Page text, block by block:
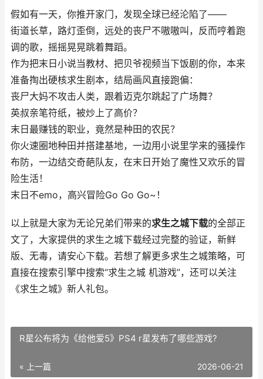
假如有一天，你推开家门，发现全球已经沦陷了——
街道长草，路灯歪倒，远处的丧尸不嗷嗷叫，反而哼着跑
调的歌，摇摇晃晃跳着舞蹈。
作为把末日小说当教材、把贝爷视频当下饭剧的你，本来
准备掏出硬核求生剧本，结局画风直接跑偏：
丧尸大妈不攻击人类，跟着迈克尔跳起了广场舞？
英叔亲笔符纸，被炒上了高价？
末日最赚钱的职业，竟然是种田的农民？
你火速圈地种田并搭建基地，一边用小说里学来的骚操作
布防，一边结交奇葩队友，在末日开始了魔性又欢乐的冒
险生活！
末日不emo，高兴冒险Go Go Go~！
以上就是大家为无论兄弟们带来的求生之城下载的全部正
文了，大家提供的求生之城下载经过完整的验证，新鲜
版、无毒，请安心下载。若想了解更多求生之城策略，可
直接在搜索引擎中搜索“求生之城 机游戏”，还可以关注
《求生之城》新人礼包。
R星公布将为《给他爱5》PS4 r星发布了哪些游戏?
« 上一篇 2026-06-21